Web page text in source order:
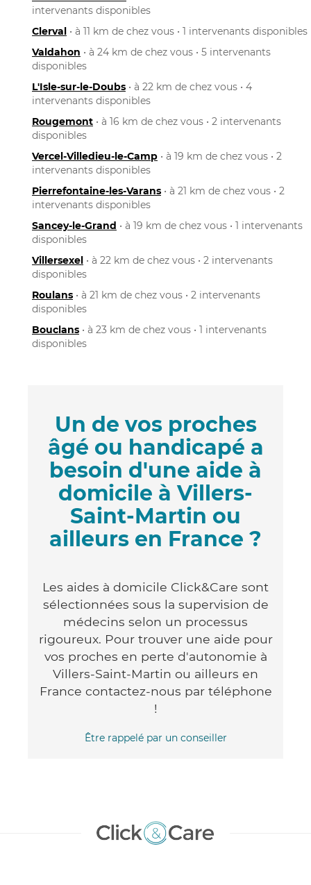
intervenants disponibles
Clerval • à 11 km de chez vous • 1 intervenants disponibles
Valdahon • à 24 km de chez vous • 5 intervenants
disponibles
L'Isle-sur-le-Doubs • à 22 km de chez vous • 4
intervenants disponibles
Rougemont • à 16 km de chez vous • 2 intervenants
disponibles
Vercel-Villedieu-le-Camp • à 19 km de chez vous • 2
intervenants disponibles
Pierrefontaine-les-Varans • à 21 km de chez vous • 2
intervenants disponibles
Sancey-le-Grand • à 19 km de chez vous • 1 intervenants
disponibles
Villersexel • à 22 km de chez vous • 2 intervenants
disponibles
Roulans • à 21 km de chez vous • 2 intervenants
disponibles
Bouclans • à 23 km de chez vous • 1 intervenants
disponibles
Un de vos proches
âgé ou handicapé a
besoin d'une aide à
domicile à Villers-
Saint-Martin ou
ailleurs en France ?
Les aides à domicile Click&Care sont
sélectionnées sous la supervision de
médecins selon un processus
rigoureux. Pour trouver une aide pour
vos proches en perte d'autonomie à
Villers-Saint-Martin ou ailleurs en
France contactez-nous par téléphone
!
Être rappelé par un conseiller